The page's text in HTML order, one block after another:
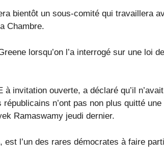
bientôt un sous-comité qui travaillera
Chambre.
lorsqu’on l’a interrogé sur une loi de
invitation ouverte, a déclaré qu’il
n’ont pas non plus quitté une
Ramaswamy jeudi dernier.
l’un des rares démocrates à faire